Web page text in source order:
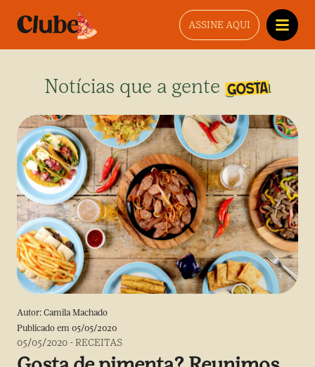
ASSINE AQUI
Notícias que a gente gosta
Autor: Camila Machado
Publicado em 05/05/2020
05/05/2020 -RECEITAS